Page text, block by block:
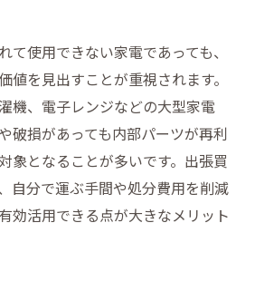
て使用できない家電であっても、
値を見出すことが重視されます。
機、電子レンジなどの大型家電
破損があっても内部パーツが再利
象となることが多いです。出張買
自分で運ぶ手間や処分費用を削減
効活用できる点が大きなメリット